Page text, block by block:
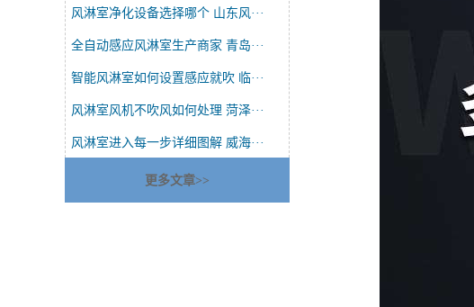
风淋室净化设备选择哪个 山东风···
全自动感应风淋室生产商家 青岛···
智能风淋室如何设置感应就吹 临···
风淋室风机不吹风如何处理 菏泽···
风淋室进入每一步详细图解 威海···
更多文章>>